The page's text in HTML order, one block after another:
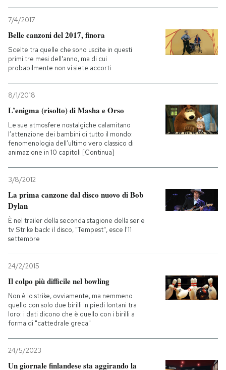
7/4/2017
Belle canzoni del 2017, finora
Scelte tra quelle che sono uscite in questi
primi tre mesi dell'anno, ma di cui
probabilmente non vi siete accorti
8/1/2018
L’enigma (risolto) di Masha e Orso
Le sue atmosfere nostalgiche calamitano
l’attenzione dei bambini di tutto il mondo:
fenomenologia dell’ultimo vero classico di
animazione in 10 capitoli [Continua]
3/8/2012
La prima canzone dal disco nuovo di Bob
Dylan
È nel trailer della seconda stagione della serie
tv Strike back: il disco, "Tempest", esce l'11
settembre
24/2/2015
Il colpo più difficile nel bowling
Non è lo strike, ovviamente, ma nemmeno
quello con solo due birilli in piedi lontani tra
loro: i dati dicono che è quello con i birilli a
forma di "cattedrale greca"
24/5/2023
Un giornale finlandese sta aggirando la